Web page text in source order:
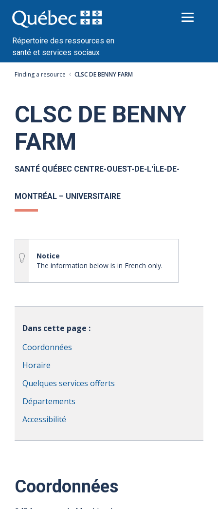
au
contenu
Répertoire des ressources en
santé et services sociaux
Finding a resource CLSC DE BENNY FARM
CLSC DE BENNY
FARM
SANTÉ QUÉBEC CENTRE-OUEST-DE-L'ÎLE-DE-
MONTRÉAL – UNIVERSITAIRE
Notice
The information below is in French only.
Dans cette page :
Coordonnées
Horaire
Quelques services offerts
Départements
Accessibilité
Coordonnées